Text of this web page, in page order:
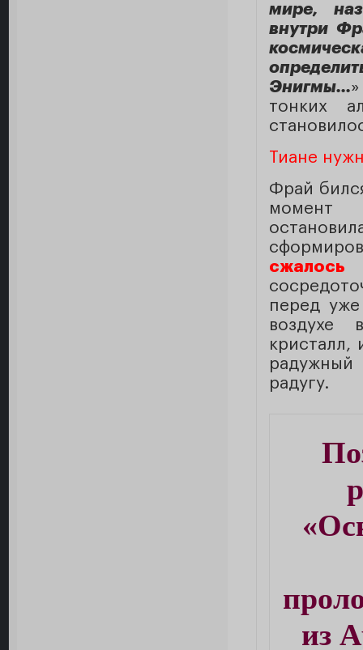
мире,
внутри
Энигмы...
тонких
Тиане
Фрай
момент
сжалось
перед
воздухе
кристалл,
радужный
радугу.
из